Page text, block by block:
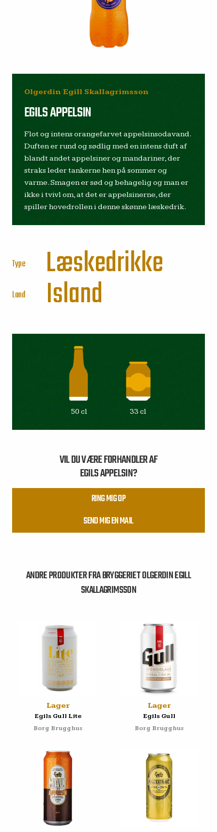
Olgerdin Egill Skallagrimsson
EGILS APPELSIN
Flot og intens orangefarvet appelsinsodavand.
Duften er rund og sødlig med en intens duft af
blandt andet appelsiner og mandariner, der
straks leder tankerne hen på sommer og
varme. Smagen er sød og behagelig og man er
ikke i tvivl om, at det er appelsinerne, der
spiller hovedrollen i denne skønne læskedrik.
Type Læskedrikke
Land Island
50 cl 33 cl
VIL DU VÆRE FORHANDLER AF
EGILS APPELSIN?
RING MIG OP
SEND MIG EN MAIL
ANDRE PRODUKTER FRA BRYGGERIET OLGERDIN EGILL
SKALLAGRIMSSON
Lager
Egils Gull Lite
Borg Brugghus
Lager
Egils Gull
Borg Brugghus